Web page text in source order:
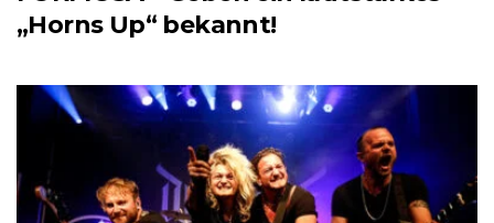
„Horns Up“ bekannt!